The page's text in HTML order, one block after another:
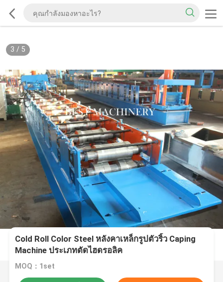
3 / 5
Cold Roll Color Steel หลังคาเหล็กรูปตัวริ้ว Caping
Machine ประเภทตัดไฮดรอลิค
MOQ：1set